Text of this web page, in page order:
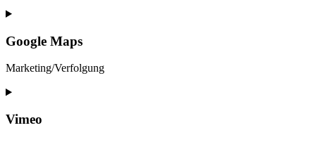
Consent
service
google-
recaptcha
Google Maps
Marketing/Verfolgung
Consent
service
Vimeo